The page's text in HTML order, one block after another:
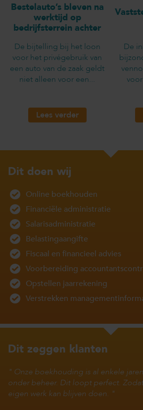
Bestelauto’s bleven na
werktijd op
bedrijfsterrein achter
De bijtelling bij het loon
voor het privégebruik van
een auto van de zaak geldt
niet alleen voor een...
Lees verder
De
Dit doen wij
Online boekhouden
Financiële administratie
Salarisadministratie
Belastingaangifte
Fiscaal en financieel advies
Voorbereiding
Opstellen jaarrekening
Verstrekken
Dit zeggen klanten
Onze boekhouding is al enkele
onder beheer. Dit loopt perfect.
eigen werk kan blijven doen.